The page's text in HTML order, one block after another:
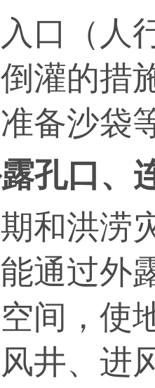
（人行
灌的措
备沙袋
孔口、
洪涝灾
通过外
间，使
井、进